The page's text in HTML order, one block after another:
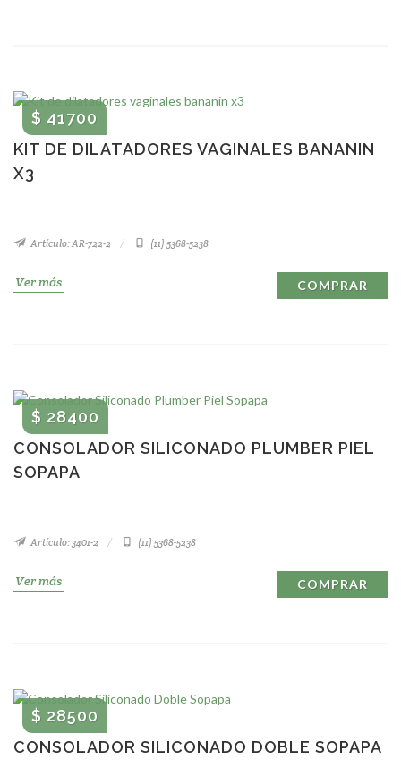
KIT DE DILATADORES VAGINALES BANANIN
X3
$ 41700
Artículo: AR-722-2 (11) 5368-5238
Ver más COMPRAR
CONSOLADOR SILICONADO PLUMBER PIEL
SOPAPA
$ 28400
Artículo: 3401-2 (11) 5368-5238
Ver más COMPRAR
CONSOLADOR SILICONADO DOBLE SOPAPA
$ 28500